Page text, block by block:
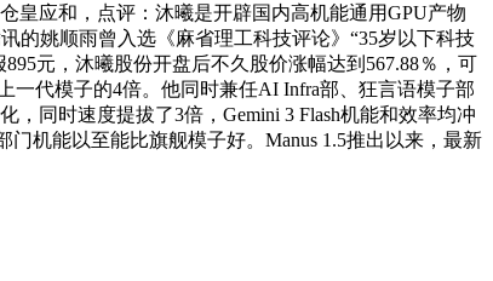
皇应和，点评：沐曦是开辟国内高机能通用GPU产物
的姚顺雨曾入选《麻省理工科技评论》“35岁以下科技
元，沐曦股份开盘后不久股价涨幅达到567.88％，可
一代模子的4倍。他同时兼任AI Infra部、狂言语模子部
同时速度提拔了3倍，Gemini 3 Flash机能和效率均冲
机能以至能比旗舰模子好。Manus 1.5推出以来，最新